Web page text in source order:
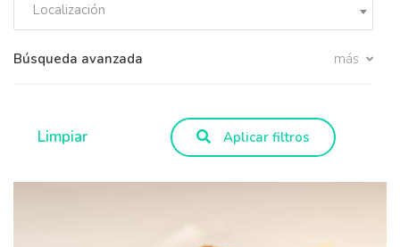
Localización
Búsqueda avanzada más
Limpiar Aplicar filtros